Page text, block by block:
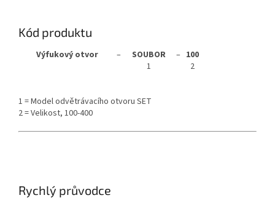
Kód produktu
Výfukový otvor – SOUBOR – 100
1
2
1 = Model odvětrávacího otvoru SET
2 = Velikost, 100-400
Rychlý průvodce